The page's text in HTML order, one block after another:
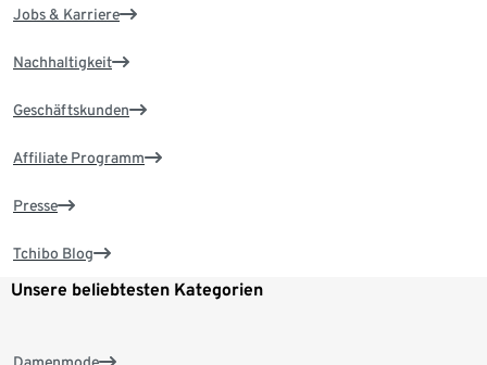
Jobs & Karriere
Nachhaltigkeit
Geschäftskunden
Affiliate Programm
Presse
Tchibo Blog
Unsere beliebtesten Kategorien